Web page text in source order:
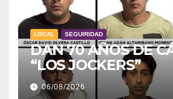
LOCAL SEGUIRIDAD
DAN 70 AÑOS DE
“LOS JOCKERS”
06/08/2026